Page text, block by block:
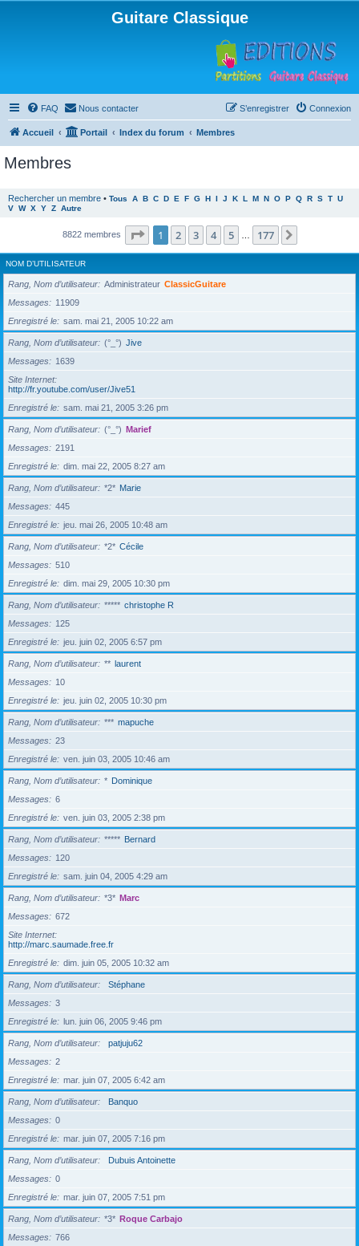
Guitare Classique
FAQ Nous contacter Connexion
S’enregistrer
Accueil Portail Index du forum Membres
Membres
Rechercher un membre • Tous A B C D E F G H I J K L M N O P Q R S T U
V W X Y Z Autre
8822 membres Page 1sur177
1 2 3 4 5 177
NOM D’UTILISATEUR
Rang, Nom d’utilisateur Administrateur ClassicGuitare
Messages
11909
Enregistré le
sam. mai 21, 2005 10:22 am
Rang, Nom d’utilisateur (°_°) Jive
Messages
1639
Site Internet
http://fr.youtube.com/user/Jive51
Enregistré le
sam. mai 21, 2005 3:26 pm
Rang, Nom d’utilisateur (°_°) Marief
Messages
2191
Enregistré le
dim. mai 22, 2005 8:27 am
Rang, Nom d’utilisateur *2* Marie
Messages
445
Enregistré le
jeu. mai 26, 2005 10:48 am
Rang, Nom d’utilisateur *2* Cécile
Messages
510
Enregistré le
dim. mai 29, 2005 10:30 pm
Rang, Nom d’utilisateur ***** christophe R
Messages
125
Enregistré le
jeu. juin 02, 2005 6:57 pm
Rang, Nom d’utilisateur ** laurent
Messages
10
Enregistré le
jeu. juin 02, 2005 10:30 pm
Rang, Nom d’utilisateur *** mapuche
Messages
23
Enregistré le
ven. juin 03, 2005 10:46 am
Rang, Nom d’utilisateur * Dominique
Messages
6
Enregistré le
ven. juin 03, 2005 2:38 pm
Rang, Nom d’utilisateur ***** Bernard
Messages
120
Enregistré le
sam. juin 04, 2005 4:29 am
Rang, Nom d’utilisateur *3* Marc
Messages
672
Site Internet
http://marc.saumade.free.fr
Enregistré le
dim. juin 05, 2005 10:32 am
Rang, Nom d’utilisateur
Stéphane
Messages
3
Enregistré le
lun. juin 06, 2005 9:46 pm
Rang, Nom d’utilisateur
patjuju62
Messages
2
Enregistré le
mar. juin 07, 2005 6:42 am
Rang, Nom d’utilisateur
Banquo
Messages
0
Enregistré le
mar. juin 07, 2005 7:16 pm
Rang, Nom d’utilisateur
Dubuis Antoinette
Messages
0
Enregistré le
mar. juin 07, 2005 7:51 pm
Rang, Nom d’utilisateur *3* Roque Carbajo
Messages
766